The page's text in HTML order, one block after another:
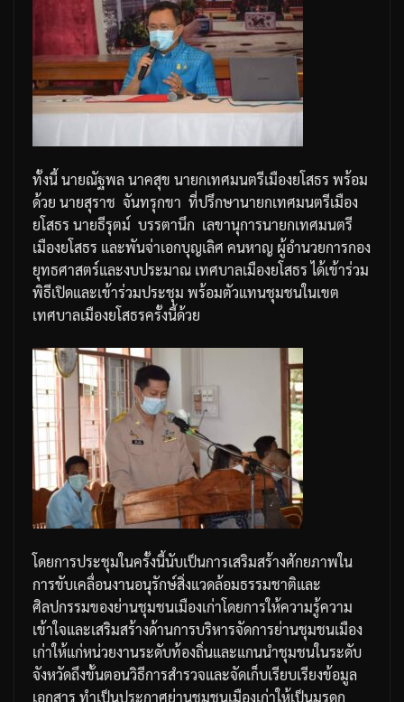
ทั้งนี้นายณัฐพล นาคสุข นายกเทศมนตรีเมืองยโสธร พร้อม
ด้วย นายสุราช จันทรุกขา ที่ปรึกษานายกเทศมนตรีเมือง
ยโสธร นายธีรุตม์ บรรตานึก เลขานุการนายกเทศมนตรี
เมืองยโสธร และพันจ่าเอกบุญเลิศ คนหาญ ผู้อำนวยการกอง
ยุทธศาสตร์และงบประมาณ เทศบาลเมืองยโสธร ได้เข้าร่วม
พิธีเปิดและเข้าร่วมประชุม พร้อมตัวแทนชุมชนในเขต
เทศบาลเมืองยโสธรครั้งนี้ด้วย
โดยการประชุมในครั้งนี้นับเป็นการเสริมสร้างศักยภาพใน
การขับเคลื่อนงานอนุรักษ์สิ่งแวดล้อมธรรมชาติและ
ศิลปกรรมของย่านชุมชนเมืองเก่าโดยการให้ความรู้ความ
เข้าใจและเสริมสร้างด้านการบริหารจัดการย่านชุมชนเมือง
เก่าให้แก่หน่วยงานระดับท้องถิ่นและแกนนำชุมชนในระดับ
จังหวัดถึงขั้นตอนวิธีการสำรวจและจัดเก็บเรียบเรียงข้อมูล
เอกสาร ทำเป็นประกาศย่านชุมชนเมืองเก่าให้เป็นมรดก